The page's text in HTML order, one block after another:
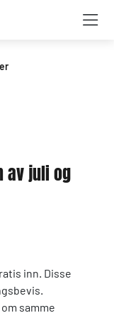
av juli og
inn. Disse
samme